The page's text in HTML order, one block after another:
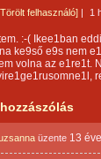
felhasználó] | 1
:-( Ikee1ban
ke9ső e9s nem
volna az e1re1t.
üzente 13 éve